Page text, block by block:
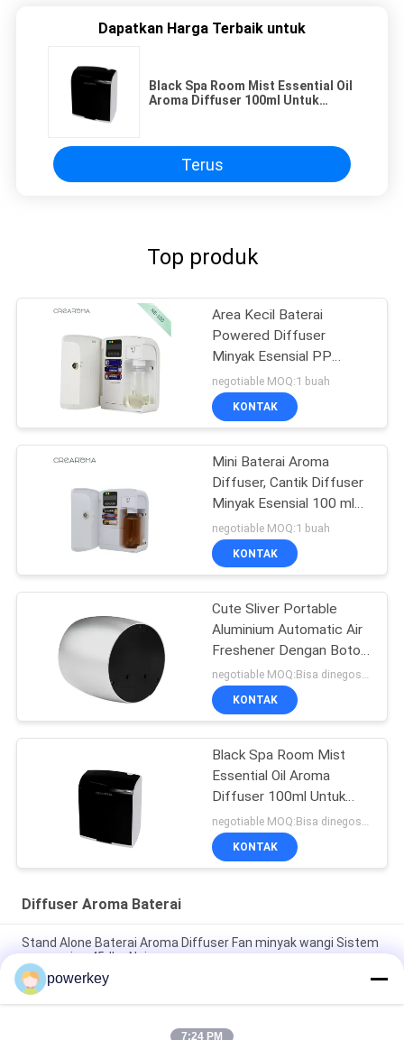
Dapatkan Harga Terbaik untuk
Black Spa Room Mist Essential Oil
Aroma Diffuser 100ml Untuk
Terus
Top produk
Area Kecil Baterai
Powered Diffuser
Minyak Esensial PP
Materail Untuk Kamar
Hotel
negotiable MOQ:1 buah
KONTAK
Mini Baterai Aroma
Diffuser, Cantik Diffuser
Minyak Esensial 100 ml
Kapasitas
negotiable MOQ:1 buah
KONTAK
Cute Sliver Portable
Aluminium Automatic Air
Freshener Dengan Botol
Kaca 60ml
negotiable MOQ:Bisa dinegosiasikan
KONTAK
Black Spa Room Mist
Essential Oil Aroma
Diffuser 100ml Untuk
Pemasaran Aroma
negotiable MOQ:Bisa dinegosiasikan
KONTAK
Diffuser Aroma Baterai
Stand Alone Baterai Aroma Diffuser Fan minyak wangi Sistem
wewangian 45dba Noise
Master Bedroom Baterai Dioperasikan Aromaterapi Diffuser
Bau Nebulizer
powerkey
7:24 PM